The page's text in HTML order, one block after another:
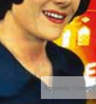
Agrandir l'image